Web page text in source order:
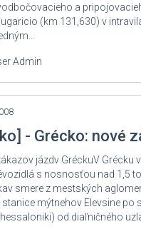
a
(km 131,630) v
Admin
- Grécko: nové
jázdv GréckuV
s nosnosťou nad 1,5
smere z mestských
mýtnehov Elevsine po
od diaľničného